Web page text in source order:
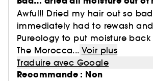
Awful!! Dried my hair out so
immediately had to rewash
Pureology to put moisture back
The Morocca... Voir plus
Traduire avec Google
Recommande : Non